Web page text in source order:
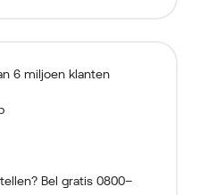
6 miljoen klanten
Bel gratis 0800–